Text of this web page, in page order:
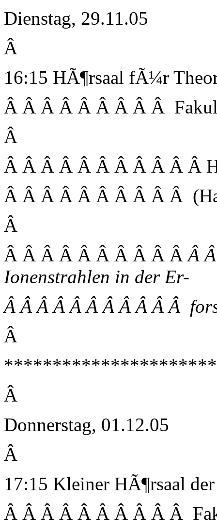
Dienstag, 29.11.05
Â
16:15 HÃ¶rsaal fÃ¼r
Â Â Â Â Â Â Â Â Â
Â
Â Â Â Â Â Â Â Â Â Â Â
Â Â Â Â Â Â Â Â Â Â
Â
Â Â Â Â Â Â Â Â Â ÂÂ
Ionenstrahlen in der Er-
Â Â Â Â Â Â Â Â Â Â Â
Â
Â
Donnerstag, 01.12.05
Â
17:15 Kleiner HÃ¶rsaal
Â Â Â Â Â Â Â Â Â Â